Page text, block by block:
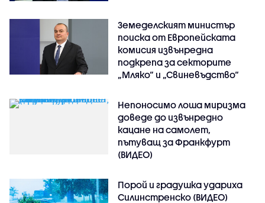
Земеделският министър
поиска от Европейската
комисия извънредна
подкрепа за секторите
„Мляко“ и „Свиневъдство“
Непоносимо лоша миризма
доведе до извънредно
кацане на самолет,
пътуващ за Франкфурт
(ВИДЕО)
Порой и градушка удариха
Силинстренско (ВИДЕО)